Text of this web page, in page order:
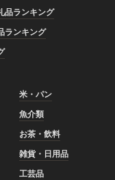
品ランキング
ランキング
米・パン
魚介類
お茶・飲料
雑貨・日用品
工芸品